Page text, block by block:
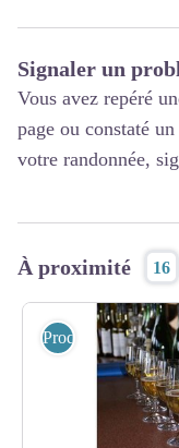
Signaler un
Vous avez repéré
page ou constaté
votre randonnée,
À proximité 16
Produits du terroir